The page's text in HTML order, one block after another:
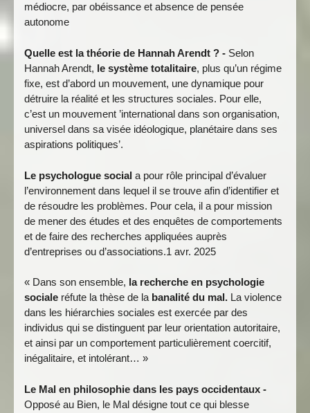
médiocre, par obéissance et absence de pensée
autonome
Quelle est la théorie de Hannah Arendt ? - Selon
Hannah Arendt, le système totalitaire, plus qu’un régime
fixe, est d’abord un mouvement, une dynamique pour
détruire la réalité et les structures sociales. Pour elle,
c’est un mouvement ’international dans son organisation,
universel dans sa visée idéologique, planétaire dans ses
aspirations politiques’.
Le psychologue social a pour rôle principal d’évaluer
l’environnement dans lequel il se trouve afin d’identifier et
de résoudre les problèmes. Pour cela, il a pour mission
de mener des études et des enquêtes de comportements
et de faire des recherches appliquées auprès
d’entreprises ou d’associations.1 avr. 2025
« Dans son ensemble, la recherche en psychologie
sociale réfute la thèse de la banalité du mal. La violence
dans les hiérarchies sociales est exercée par des
individus qui se distinguent par leur orientation autoritaire,
et ainsi par un comportement particulièrement coercitif,
inégalitaire, et intolérant… »
Le Mal en philosophie dans les pays occidentaux -
Opposé au Bien, le Mal désigne tout ce qui blesse